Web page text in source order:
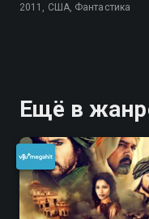
2011, США, Фантастика
Ещё в